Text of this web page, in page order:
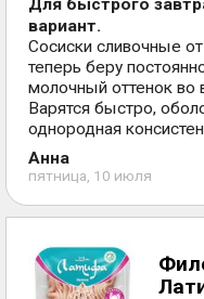
Для быстрого
вариант.
Сосиски сливочные
теперь беру
молочный оттенок во
Варятся быстро,
однородная
Анна
пятница, 10 июля